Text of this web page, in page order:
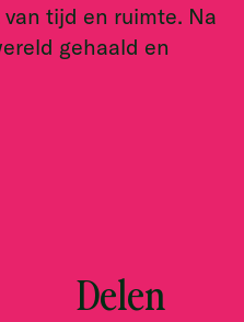
tijd en ruimte. Na
gehaald en
Delen